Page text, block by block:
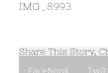
IMG_8993
Share This Story,
Facebook